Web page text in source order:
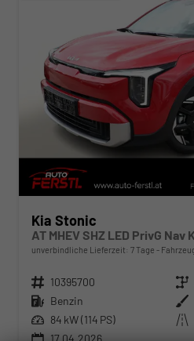
Kia Stonic
AT MHEV SHZ LED PrivG Nav
unverbindliche Lieferzeit: 7 Tage
Fahrzeugnr. 10395700 Getriebe
Kraftstoff Benzin Außenfarbe
Leistung 84 kW (114 PS) Kilometerstand